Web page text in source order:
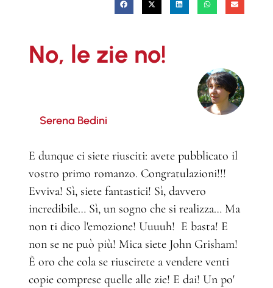
No, le zie no!
Serena Bedini
E dunque ci siete riusciti: avete pubblicato il
vostro primo romanzo. Congratulazioni!!!
Evviva! Sì, siete fantastici! Sì, davvero
incredibile… Sì, un sogno che si realizza… Ma
non ti dico l'emozione! Uuuuh! E basta! E
non se ne può più! Mica siete John Grisham!
È oro che cola se riuscirete a vendere venti
copie comprese quelle alle zie! E dai! Un po'